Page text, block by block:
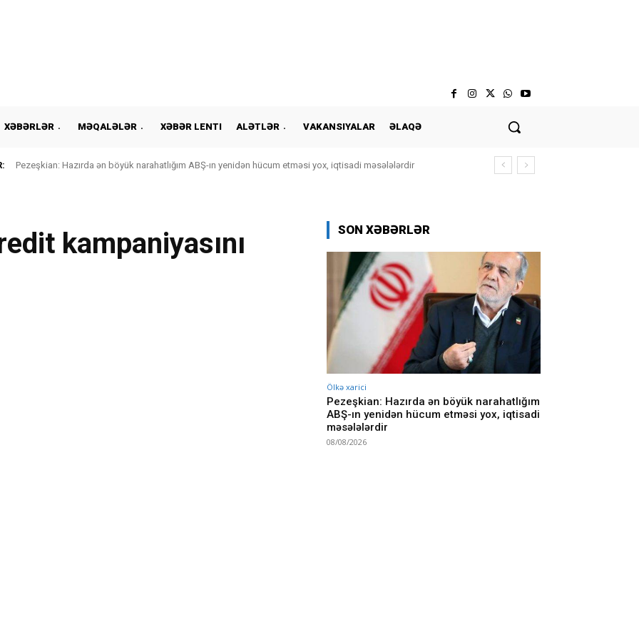
XƏBƏRLƏR MƏQALƏLƏR XƏBƏR LENTI ALƏTLƏR VAKANSIYALAR ƏLAQƏ
Pezeşkian: Hazırda ən böyük narahatlığım ABŞ-ın yenidən hücum etməsi yox, iqtisadi məsələlərdir
kampaniyasını
SON XƏBƏRLƏR
Ölkə xarici
Pezeşkian: Hazırda ən böyük narahatlığım
ABŞ-ın yenidən hücum etməsi yox, iqtisadi
məsələlərdir
08/08/2026